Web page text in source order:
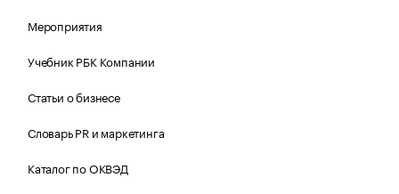
Мероприятия
Учебник РБК Компании
Статьи о бизнесе
Словарь PR и маркетинга
Каталог по ОКВЭД